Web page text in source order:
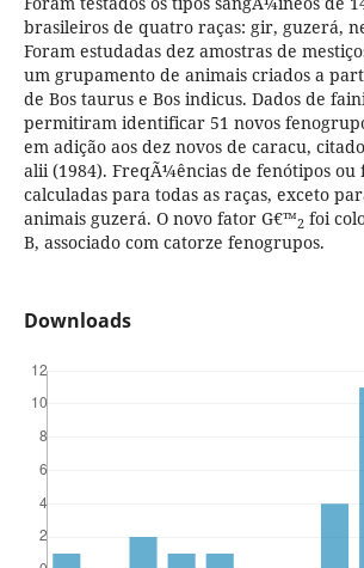
brasileiros de quatro raças: gir, guzerá,
Foram estudadas dez amostras de
um grupamento de animais criados a
de Bos taurus e Bos indicus. Dados de
permitiram identificar 51 novos
em adição aos dez novos de caracu,
alii (1984). FreqÃ¼ências de fenótipos
calculadas para todas as raças, exceto
animais guzerá. O novo fator G€™2 foi
B, associado com catorze fenogrupos.
Downloads